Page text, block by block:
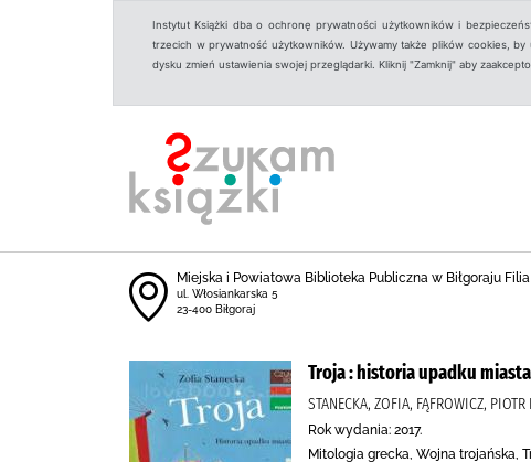
Instytut Książki dba o ochronę prywatności użytkowników i
trzecich w prywatność użytkowników. Używamy także plików cookies,
dysku zmień ustawienia swojej przeglądarki. Kliknij "Zamknij" aby
Miejska i Powiatowa Biblioteka Publiczna w Biłgoraju Filia
ul. Włosiankarska 5
23-400 Biłgoraj
Troja : historia upadku miasta
STANECKA, ZOFIA, FĄFROWICZ,
Rok wydania: 2017.
Mitologia grecka, Wojna trojańska,